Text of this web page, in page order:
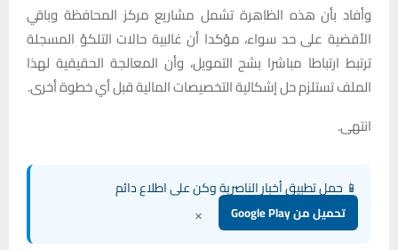
وأفاد بأن هذه الظاهرة تشمل مشاريع مركز المحافظة وباقي
الأقضية على حد سواء، مؤكدا أن غالبية حالات التلكؤ المسجلة
ترتبط ارتباطا مباشرا بشح التمويل، وأن المعالجة الحقيقية لهذا
الملف تستلزم حل إشكالية التخصيصات المالية قبل أي خطوة أخرى.
انتهى.
📱 حمل تطبيق أخبار الناصرية وكن على اطلاع دائم
تحميل من Google Play ×